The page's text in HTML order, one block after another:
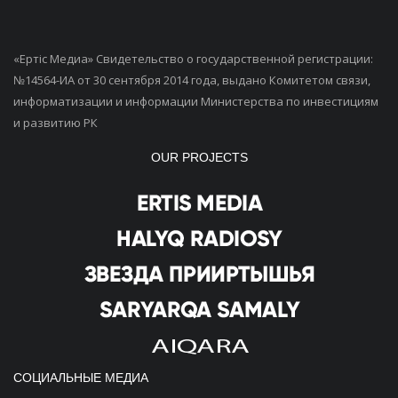
«Ертiс Медиа» Свидетельство о государственной регистрации:
№14564-ИА от 30 сентября 2014 года, выдано Комитетом связи,
информатизации и информации Министерства по инвестициям
и развитию РК
OUR PROJECTS
СОЦИАЛЬНЫЕ МЕДИА